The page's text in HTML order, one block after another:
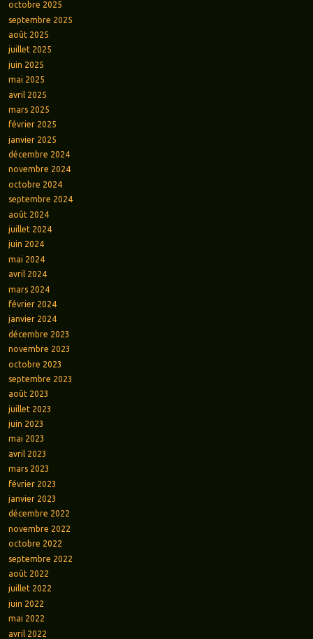
octobre 2025
septembre 2025
août 2025
juillet 2025
juin 2025
mai 2025
avril 2025
mars 2025
février 2025
janvier 2025
décembre 2024
novembre 2024
octobre 2024
septembre 2024
août 2024
juillet 2024
juin 2024
mai 2024
avril 2024
mars 2024
février 2024
janvier 2024
décembre 2023
novembre 2023
octobre 2023
septembre 2023
août 2023
juillet 2023
juin 2023
mai 2023
avril 2023
mars 2023
février 2023
janvier 2023
décembre 2022
novembre 2022
octobre 2022
septembre 2022
août 2022
juillet 2022
juin 2022
mai 2022
avril 2022